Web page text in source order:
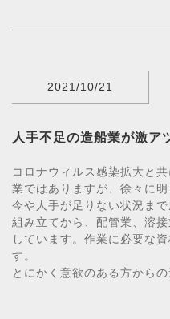
2021/10/21
人手不足の造船業が激ア
コロナウィルス感染拡大と
業ではありますが、徐々に
今や人手が足りない状況ま
組み立てから、配管業、溶
しています。作業に必要な
す。
とにかく意欲のある方から